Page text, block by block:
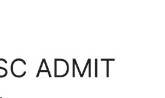
ADMIT